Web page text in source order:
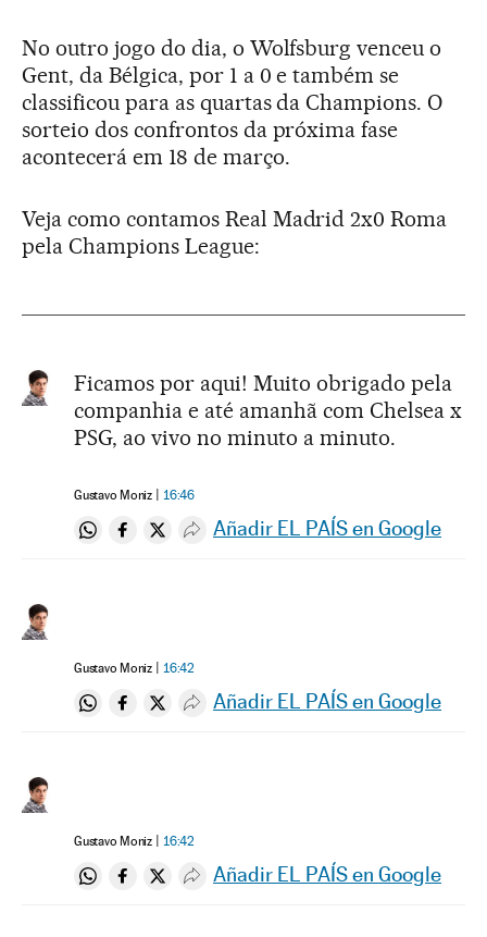
No outro jogo do dia, o Wolfsburg venceu o
Gent, da Bélgica, por 1 a 0 e também se
classificou para as quartas da Champions. O
sorteio dos confrontos da próxima fase
acontecerá em 18 de março.
Veja como contamos Real Madrid 2x0 Roma
pela Champions League:
Ficamos por aqui! Muito obrigado pela
companhia e até amanhã com Chelsea x
PSG, ao vivo no minuto a minuto.
Gustavo Moniz 16:46
Compartir en Whatsapp
Compartir en Facebook
Compartir en Twitter
Desplegar Redes Sociales
Añadir EL PAÍS en Google
Gustavo Moniz 16:42
Compartir en Whatsapp
Compartir en Facebook
Compartir en Twitter
Desplegar Redes Sociales
Añadir EL PAÍS en Google
Gustavo Moniz 16:42
Compartir en Whatsapp
Compartir en Facebook
Compartir en Twitter
Desplegar Redes Sociales
Añadir EL PAÍS en Google